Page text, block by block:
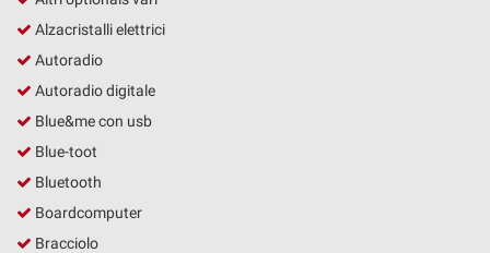
Alzacristalli elettrici
Autoradio
Autoradio digitale
Blue&me con usb
Blue-toot
Bluetooth
Boardcomputer
Bracciolo
Cookie per il miglioramento dell'esperienza utente
Cookie analitici